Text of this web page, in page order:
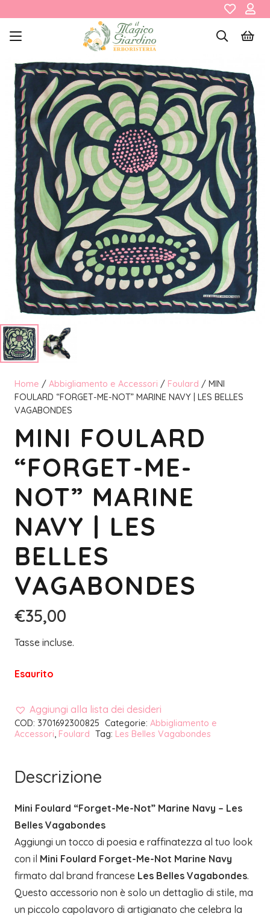
Home / Abbigliamento e Accessori / Foulard / MINI
FOULARD “FORGET-ME-NOT” MARINE NAVY | LES BELLES
VAGABONDES
MINI FOULARD
“FORGET-ME-
NOT” MARINE
NAVY | LES
BELLES
VAGABONDES
€35,00
Tasse incluse.
Esaurito
Aggiungi alla lista dei desideri
COD: 3701692300825 Categorie: Abbigliamento e
Accessori Foulard Tag: Les Belles Vagabondes
Descrizione
Mini Foulard “Forget-Me-Not” Marine Navy – Les
Belles Vagabondes
Aggiungi un tocco di poesia e raffinatezza al tuo look
con il Mini Foulard Forget-Me-Not Marine Navy
firmato dal brand francese Les Belles Vagabondes.
Questo accessorio non è solo un dettaglio di stile, ma
un piccolo capolavoro di artigianato che celebra la